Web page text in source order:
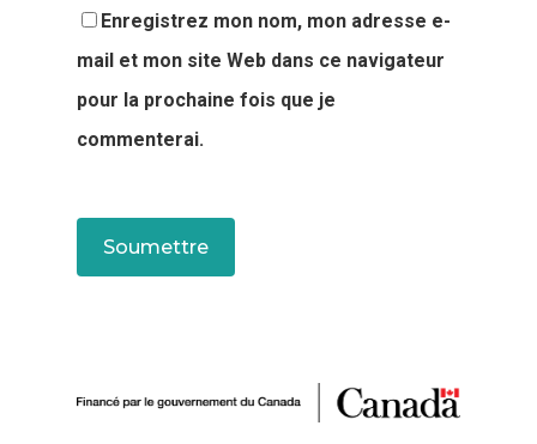
Enregistrez mon nom, mon adresse e-
mail et mon site Web dans ce navigateur
pour la prochaine fois que je
commenterai.